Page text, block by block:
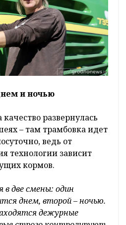
и ночью
развернулась
– там трамбовка идет
ведь от
технологии зависит
кормов.
в две смены: один
днем, второй – ночью.
дежурные